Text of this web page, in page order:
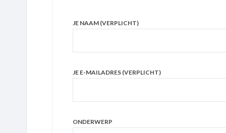
JE NAAM (VERPLICHT)
JE E-MAILADRES (VERPLICHT)
ONDERWERP